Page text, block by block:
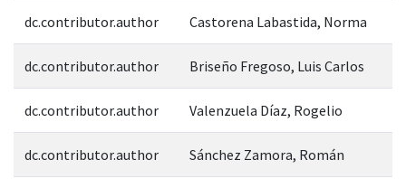
dc.contributor.author Castorena Labastida, Norma
dc.contributor.author Briseño Fregoso, Luis Carlos
dc.contributor.author Valenzuela Díaz, Rogelio
dc.contributor.author Sánchez Zamora, Román